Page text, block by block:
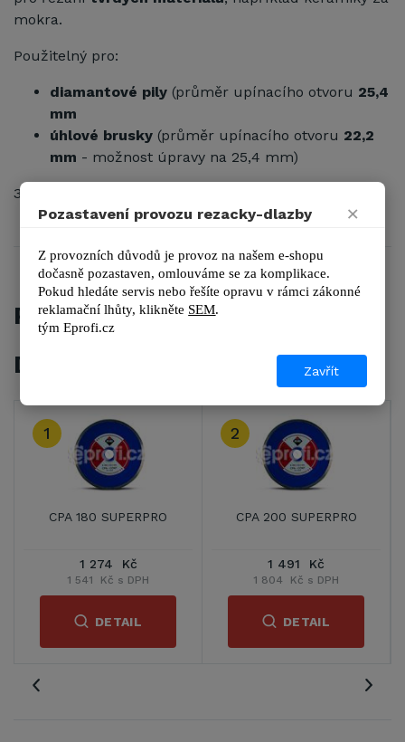
mokra.
Použitelný pro:
diamantové pily (průměr upínacího otvoru 25,4
mm
úhlové brusky (průměr upínacího otvoru 22,2
mm - možnost úpravy na 25,4 mm)
31938
PŘÍSLUŠENSTVÍ
DALŠÍ ZBOŽÍ Z KATEGORIE
1
CPA 180 SUPERPRO
1 274 Kč
1 541 Kč s DPH
DETAIL
2
CPA 200 SUPERPRO
1 491 Kč
1 804 Kč s DPH
DETAIL
Pozastavení provozu rezacky-dlazby ×
Z provozních důvodů je provoz na našem e-shopu
dočasně pozastaven, omlouváme se za komplikace.
Pokud hledáte servis nebo řešíte opravu v rámci zákonné
reklamační lhůty, klikněte SEM.
tým Eprofi.cz
Zavřít